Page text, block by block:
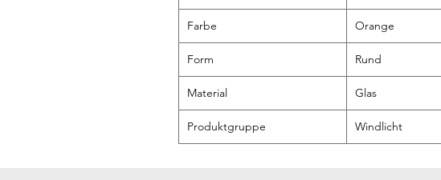
Farbe Orange
Form Rund
Material Glas
Produktgruppe Windlicht